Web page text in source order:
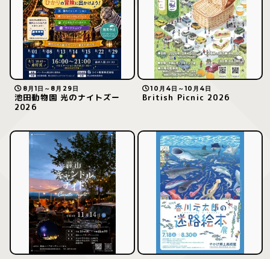
8月1日～8月29日
池田動物園 光のナイトズー
2026
10月4日～10月4日
British Picnic 2026